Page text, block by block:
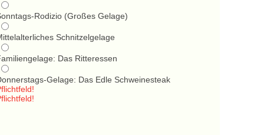
Rodizio (Großes Gelage)
Schnitzelgelage
Das Ritteressen
Gelage: Das Edle Schweinesteak